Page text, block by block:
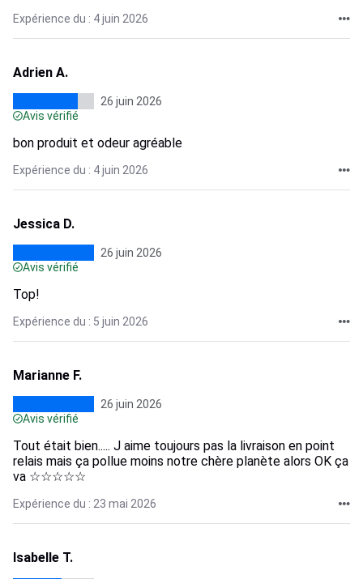
Expérience du : 4 juin 2026
Adrien A.
26 juin 2026
Avis vérifié
bon produit et odeur agréable
Expérience du : 4 juin 2026
Jessica D.
26 juin 2026
Avis vérifié
Top!
Expérience du : 5 juin 2026
Marianne F.
26 juin 2026
Avis vérifié
Tout était bien..... J aime toujours pas la livraison en point
relais mais ça pollue moins notre chère planète alors OK ça
va ☆☆☆☆☆
Expérience du : 23 mai 2026
Isabelle T.